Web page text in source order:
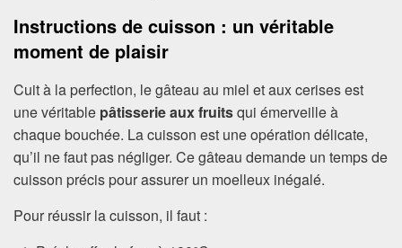
Instructions de cuisson : un véritable
moment de plaisir
Cuit à la perfection, le gâteau au miel et aux cerises est
une véritable pâtisserie aux fruitsqui émerveille à
chaque bouchée. La cuisson est une opération délicate,
qu’il ne faut pas négliger. Ce gâteau demande un temps de
cuisson précis pour assurer un moelleux inégalé.
Pour réussir la cuisson, il faut :